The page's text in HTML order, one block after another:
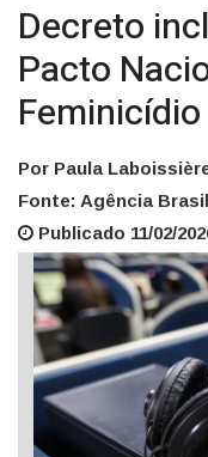
Decreto
Pacto
Feminicídio
Por Paula
Fonte: Agência Brasil
Publicado 11/02/